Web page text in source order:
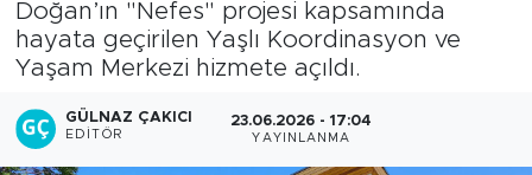
Doğan’ın "Nefes" projesi kapsamında
hayata geçirilen Yaşlı Koordinasyon ve
Yaşam Merkezi hizmete açıldı.
GÜLNAZ ÇAKICI
EDITÖR
23.06.2026 - 17:04
YAYINLANMA
Son Dakika Haberleri
Haber Arşivi